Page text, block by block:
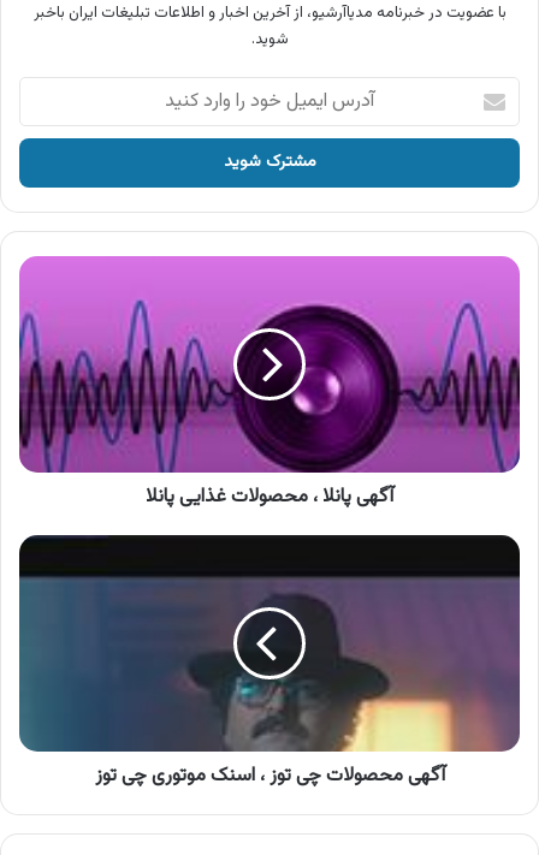
با عضویت در خبرنامه مدیاآرشیو، از آخرین اخبار و اطلاعات تبلیغات ایران باخبر
شوید.
آدرس
ایمیل
خود
وارد
کنید
آگهی
محصولات
غذایی
پانلا
آگهی پانلا ، محصولات غذایی پانلا
آگهی
محصولات
موتوری
توز
آگهی محصولات چی توز ، اسنک موتوری چی توز